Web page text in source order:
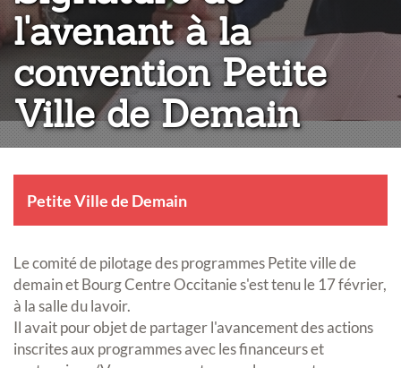
l'avenant à la
convention Petite
Ville de Demain
Petite Ville de Demain
Le comité de pilotage des programmes Petite ville de
demain et Bourg Centre Occitanie s'est tenu le 17 février,
à la salle du lavoir.
Il avait pour objet de partager l'avancement des actions
inscrites aux programmes avec les financeurs et